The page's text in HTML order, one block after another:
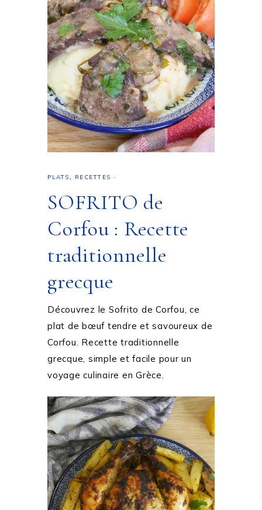
PLATS, RECETTES ·
SOFRITO de
Corfou : Recette
traditionnelle
grecque
Découvrez le Sofrito de Corfou, ce
plat de bœuf tendre et savoureux de
Corfou. Recette traditionnelle
grecque, simple et facile pour un
voyage culinaire en Grèce.